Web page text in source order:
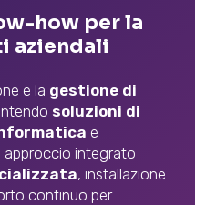
how per la
aziendali
e la gestione di
soluzioni di
e
approccio integrato
, installazione
continuo per